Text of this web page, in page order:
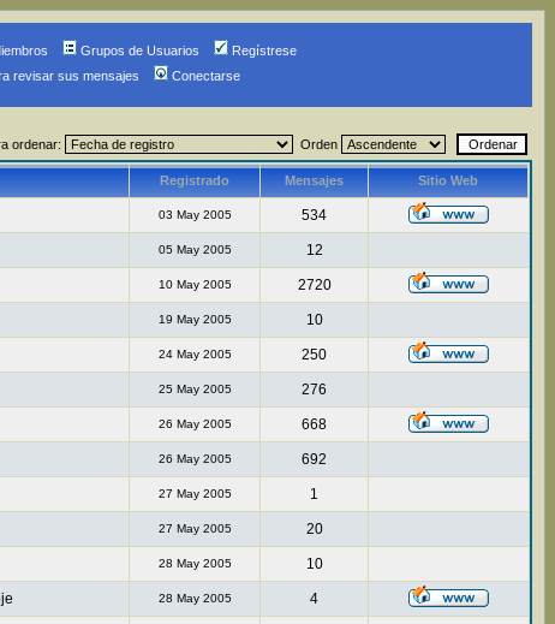
Grupos de Usuarios
Regístrese
revisar sus mensajes Conectarse
ordenar: Orden
Registrado Mensajes Sitio Web
03 May 2005 534
05 May 2005 12
10 May 2005 2720
19 May 2005 10
24 May 2005 250
25 May 2005 276
26 May 2005 668
26 May 2005 692
27 May 2005 1
27 May 2005 20
28 May 2005 10
28 May 2005 4